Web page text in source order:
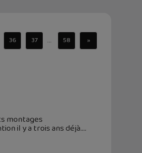
36 37 ... 58 »
montages
il y a trois ans déjà.